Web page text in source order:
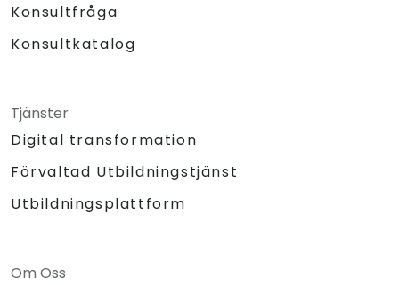
Konsultfråga
Konsultkatalog
Tjänster
Digital transformation
Förvaltad Utbildningstjänst
Utbildningsplattform
Om Oss